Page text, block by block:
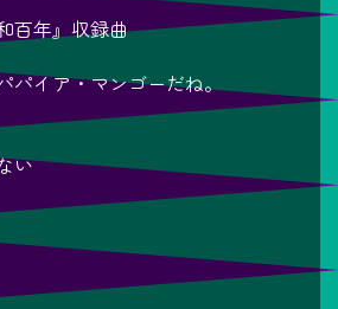
百年』収録曲
パイア・マンゴーだね。
い